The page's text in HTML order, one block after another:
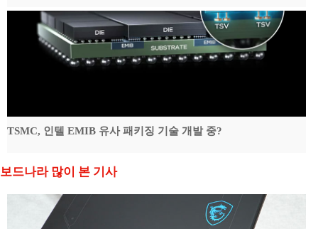
TSMC, 인텔 EMIB 유사 패키징 기술 개발 중?
보드나라 많이 본 기사